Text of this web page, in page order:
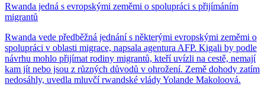
Rwanda jedná s evropskými zeměmi o spolupráci s přijímáním
migrantů
Rwanda vede předběžná jednání s některými evropskými zeměmi o
spolupráci v oblasti migrace, napsala agentura AFP. Kigali by podle
návrhu mohlo přijímat rodiny migrantů, kteří uvízli na cestě, nemají
kam jít nebo jsou z různých důvodů v ohrožení. Země dohody zatím
nedosáhly, uvedla mluvčí rwandské vlády Yolande Makoloová.